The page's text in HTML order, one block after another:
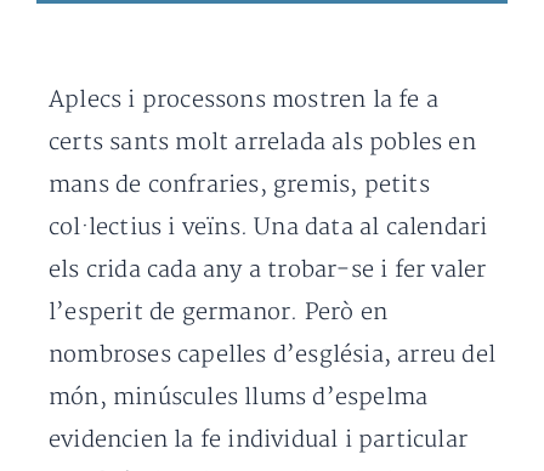
Aplecs i processons mostren la fe a
certs sants molt arrelada als pobles en
mans de confraries, gremis, petits
col·lectius i veïns. Una data al calendari
els crida cada any a trobar-se i fer valer
l’esperit de germanor. Però en
nombroses capelles d’església, arreu del
món, minúscules llums d’espelma
evidencien la fe individual i particular